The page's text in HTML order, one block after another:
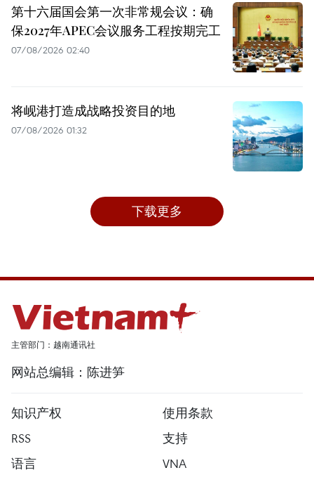
第十六届国会第一次非常规会议：确
保2027年APEC会议服务工程按期完工
07/08/2026 02:40
将岘港打造成战略投资目的地
07/08/2026 01:32
下载更多
主管部门：越南通讯社
网站总编辑：陈进笋
知识产权
使用条款
RSS
支持
语言
VNA